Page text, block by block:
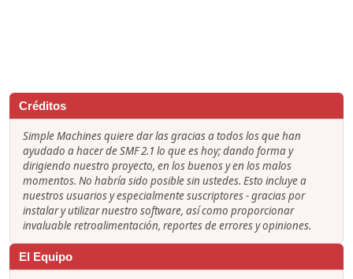
Créditos
Simple Machines quiere dar las gracias a todos los que han
ayudado a hacer de SMF 2.1 lo que es hoy; dando forma y
dirigiendo nuestro proyecto, en los buenos y en los malos
momentos. No habría sido posible sin ustedes. Esto incluye a
nuestros usuarios y especialmente suscriptores - gracias por
instalar y utilizar nuestro software, así como proporcionar
invaluable retroalimentación, reportes de errores y opiniones.
El Equipo